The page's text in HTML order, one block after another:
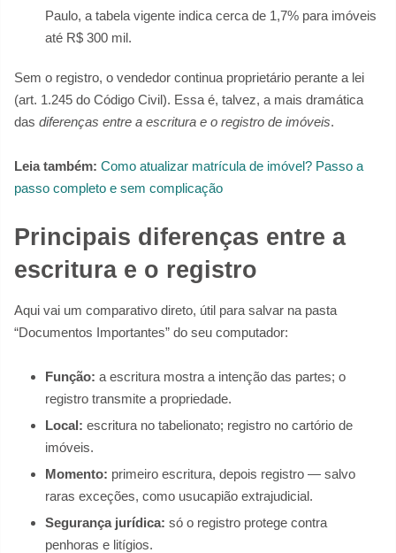
Paulo, a tabela vigente indica cerca de 1,7% para imóveis
até R$ 300 mil.
Sem o registro, o vendedor continua proprietário perante a lei
(art. 1.245 do Código Civil). Essa é, talvez, a mais dramática
das diferenças entre a escritura e o registro de imóveis.
Leia também: Como atualizar matrícula de imóvel? Passo a
passo completo e sem complicação
Principais diferenças entre a
escritura e o registro
Aqui vai um comparativo direto, útil para salvar na pasta
“Documentos Importantes” do seu computador:
Função: a escritura mostra a intenção das partes; o
registro transmite a propriedade.
Local: escritura no tabelionato; registro no cartório de
imóveis.
Momento: primeiro escritura, depois registro — salvo
raras exceções, como usucapião extrajudicial.
Segurança jurídica: só o registro protege contra
penhoras e litígios.